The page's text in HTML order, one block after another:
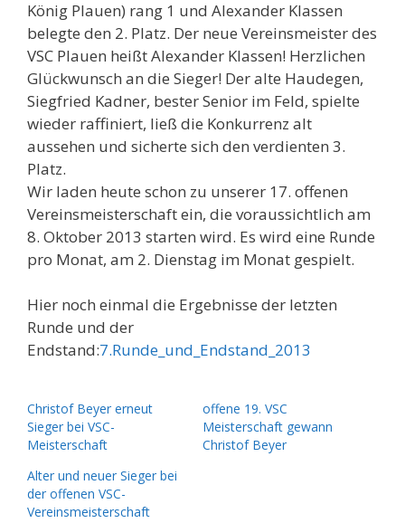
König Plauen) rang 1 und Alexander Klassen
belegte den 2. Platz. Der neue Vereinsmeister des
VSC Plauen heißt Alexander Klassen! Herzlichen
Glückwunsch an die Sieger! Der alte Haudegen,
Siegfried Kadner, bester Senior im Feld, spielte
wieder raffiniert, ließ die Konkurrenz alt
aussehen und sicherte sich den verdienten 3.
Platz.
Wir laden heute schon zu unserer 17. offenen
Vereinsmeisterschaft ein, die voraussichtlich am
8. Oktober 2013 starten wird. Es wird eine Runde
pro Monat, am 2. Dienstag im Monat gespielt.
Hier noch einmal die Ergebnisse der letzten
Runde und der
Endstand:7.Runde_und_Endstand_2013
Christof Beyer erneut
Sieger bei VSC-
Meisterschaft
offene 19. VSC
Meisterschaft gewann
Christof Beyer
Alter und neuer Sieger bei
der offenen VSC-
Vereinsmeisterschaft